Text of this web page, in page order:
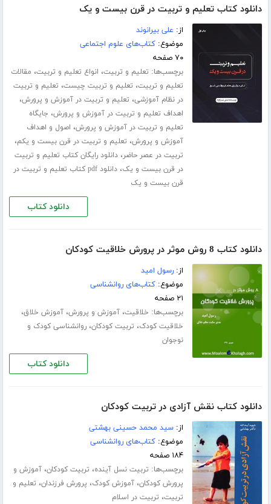
دانلود کتاب تعلیم و تربیت در قرن بیست و یک
از: علی بیرانوند
موضوع:کتاب‌های علوم اجتماعی
۷۰ صفحه
برچسب‌ها: تعلیم و تربیت، انواع تعلیم و تربیت، مقالات
تعلیم و تربیت، تعلیم و تربیت چیست، تعلیم و تربیت
در نظام آموزشی، تعلیم و تربیت در آموزش و پرورش،
اهداف تعلیم و تربیت در آموزش و پرورش، جایگاه
تعلیم و تربیت در آموزش و پرورش، اصول و اهداف
آموزش و پرورش، تعلیم و تربیت در قرن بیست و یکم،
تربیت در عصر حاضر،دانلود رایگان کتاب تعلیم و تربیت
در قرن بیست و یک،
دانلود pdf کتاب تعلیم و تربیت در
قرن بیست و یک
دانلود کتاب
دانلود کتاب 8 روش موثر در پرورش خلاقیت کودکان
از:رسول امید
موضوع:کتاب‌های روانشناسی
۲۱ صفحه
برچسب‌ها: خلاقیت،آموزش و پرورش،آموزش خلاق،
خلاقیت کودک، تربیت کودکان،روانشناسی کودک و
نوجوان
دانلود کتاب
دانلود کتاب نقش آزادی در تربیت کودکان
از:سید محمد حسینی بهشتی
موضوع:کتاب‌های روانشناسی
۱۸۴ صفحه
برچسب‌ها: تربیت نسل آینده، تربیت کودکان،آموزش و
پرورش کودکان،آموزش کودک، پرورش فرزندان، تعلیم و
تربیت، تربیت در اسلام